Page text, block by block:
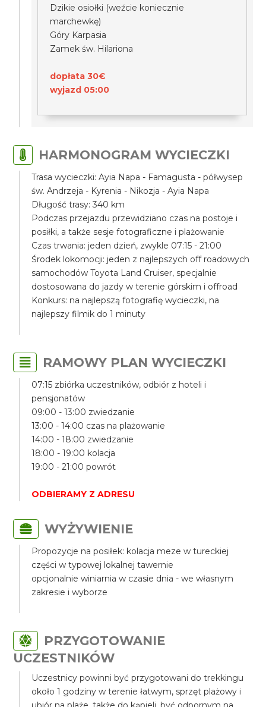
Dzikie osiołki (weźcie koniecznie
marchewkę)
Góry Karpasia
Zamek św. Hilariona
dopłata 30€
wyjazd 05:00
HARMONOGRAM WYCIECZKI
Trasa wycieczki: Ayia Napa - Famagusta - półwysep
św. Andrzeja - Kyrenia - Nikozja - Ayia Napa
Długość trasy: 340 km
Podczas przejazdu przewidziano czas na postoje i
posiłki, a także sesje fotograficzne i plażowanie
Czas trwania: jeden dzień, zwykle 07:15 - 21:00
Środek lokomocji: jeden z najlepszych off roadowych
samochodów Toyota Land Cruiser, specjalnie
dostosowana do jazdy w terenie górskim i offroad
Konkurs: na najlepszą fotografię wycieczki, na
najlepszy filmik do 1 minuty
RAMOWY PLAN WYCIECZKI
07:15 zbiórka uczestników, odbiór z hoteli i
pensjonatów
09:00 - 13:00 zwiedzanie
13:00 - 14:00 czas na plażowanie
14:00 - 18:00 zwiedzanie
18:00 - 19:00 kolacja
19:00 - 21:00 powrót
ODBIERAMY Z ADRESU
WYŻYWIENIE
Propozycje na posiłek: kolacja meze w tureckiej
części w typowej lokalnej tawernie
opcjonalnie winiarnia w czasie dnia - we własnym
zakresie i wyborze
PRZYGOTOWANIE
UCZESTNIKÓW
Uczestnicy powinni być przygotowani do trekkingu
około 1 godziny w terenie łatwym, sprzęt plażowy i